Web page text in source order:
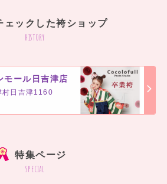
ェックした袴ショップ
history
ール日吉津店
村日吉津1160
特集ページ
special